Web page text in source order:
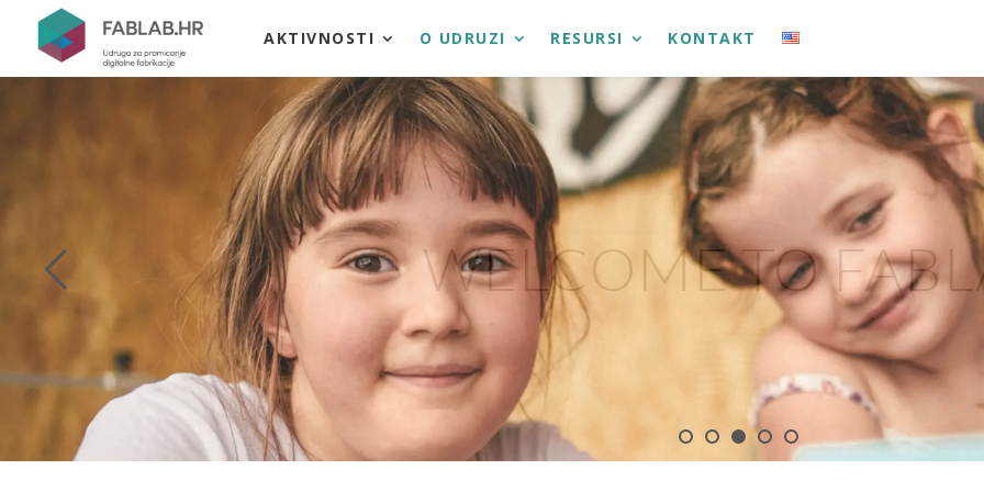
AKTIVNOSTI O UDRUZI RESURSI KONTAKT
WELCOME TO